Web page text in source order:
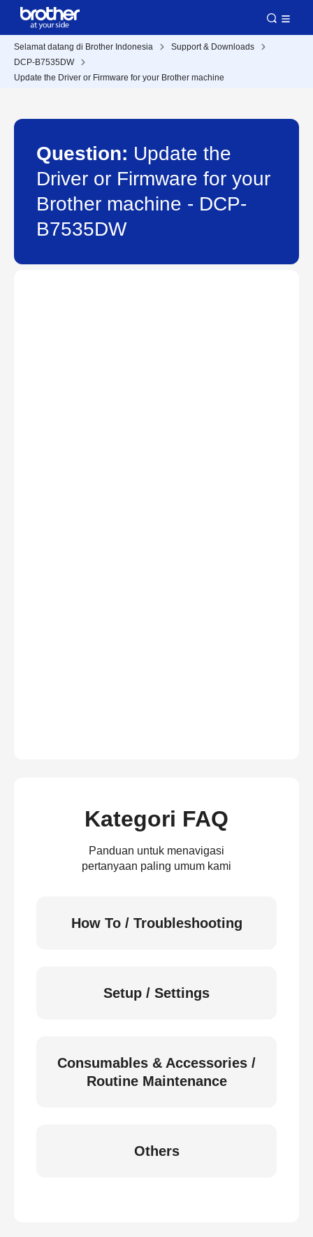
Selamat datang di Brother Indonesia
Support & Downloads
DCP-B7535DW
Update the Driver or Firmware for your Brother machine
Question: Update the
Driver or Firmware for your
Brother machine - DCP-
B7535DW
Kategori FAQ
Panduan untuk menavigasi
pertanyaan paling umum kami
How To / Troubleshooting
Setup / Settings
Consumables & Accessories /
Routine Maintenance
Others